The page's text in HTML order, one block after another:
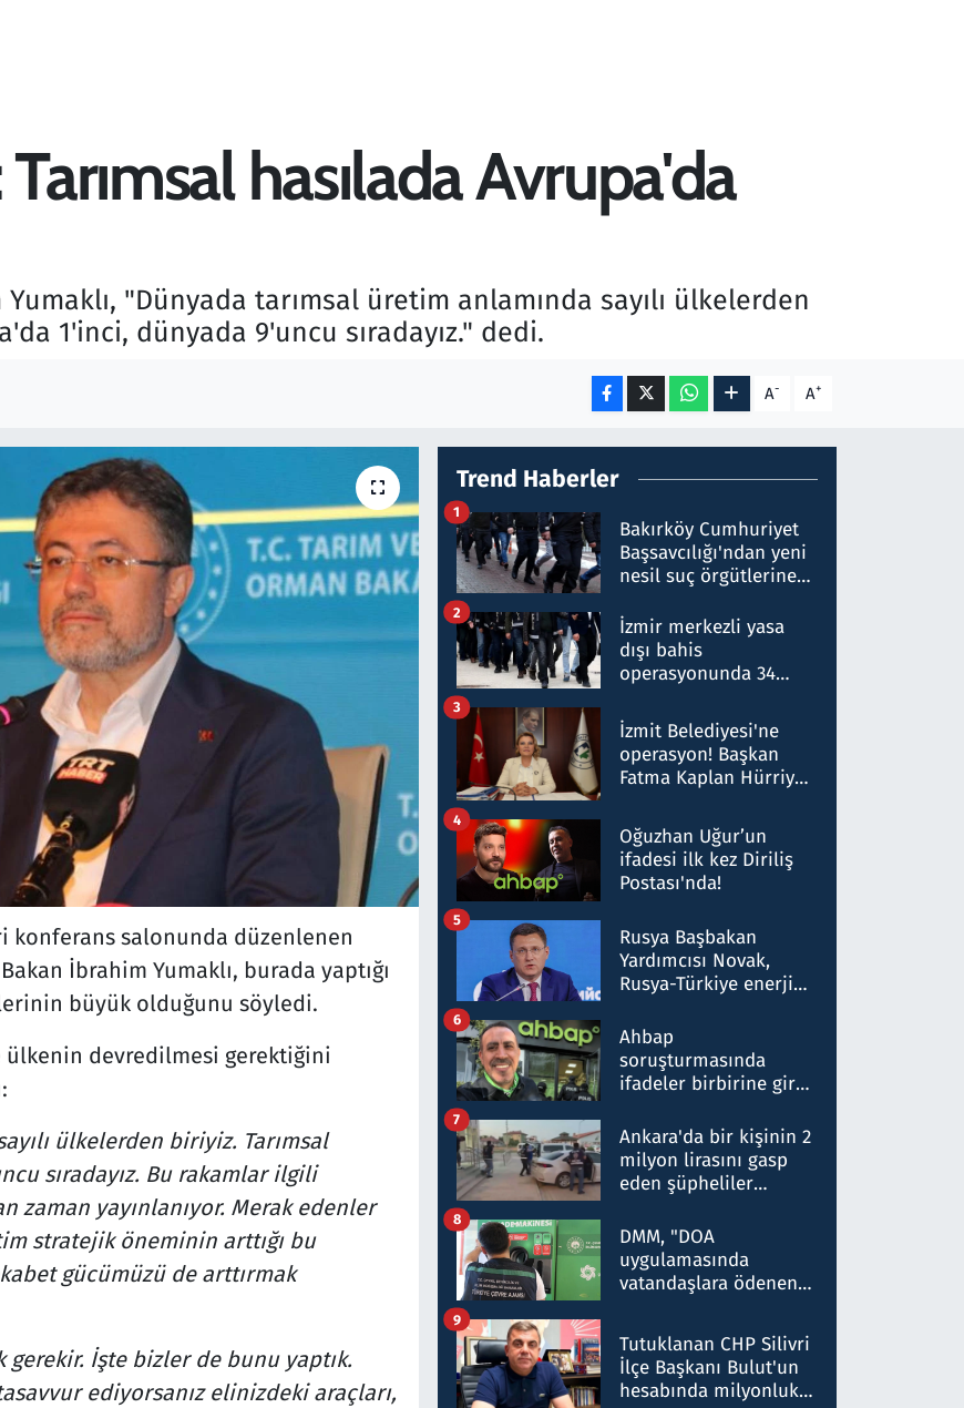
hasılada Avrupa'da
"Dünyada tarımsal üretim anlamında sayılı ülkelerden
1'inci, dünyada 9'uncu sıradayız." dedi.
A- A+
konferans salonunda düzenlenen
İbrahim Yumaklı, burada yaptığı
büyük olduğunu söyledi.
devredilmesi gerektiğini
ülkelerden biriyiz. Tarımsal
sıradayız. Bu rakamlar ilgili
zaman yayınlanıyor. Merak edenler
stratejik öneminin arttığı bu
gücümüzü de arttırmak
İşte bizler de bunu yaptık.
ediyorsanız elinizdeki araçları,
Trend Haberler
Bakırköy Cumhuriyet
Başsavcılığı'ndan yeni
nesil suç örgütlerine
hakkında gözaltı kararı
1
İzmir merkezli yasa
dışı bahis
operasyonunda 34
Milyar liralık para
trafiği tespit edildi
2
İzmit Belediyesi'ne
operasyon! Başkan
Fatma Kaplan Hürriyet
3
Oğuzhan Uğur’un
ifadesi ilk kez Diriliş
Postası'nda!
4
Rusya Başbakan
Yardımcısı Novak,
Rusya-Türkiye enerji
nitelikte olduğunu
belirtti
5
Ahbap
soruşturmasında
ifadeler birbirine girdi:
ifadelerinden ortaya
çıkan tablo şok etti
6
Ankara'da bir kişinin 2
milyon lirasını gasp
eden şüpheliler
7
DMM, "DOA
uygulamasında
vatandaşlara ödenen
düşürüldüğü" iddiasını
yalanladı
8
Tutuklanan CHP Silivri
İlçe Başkanı Bulut'un
hesabında milyonluk
9